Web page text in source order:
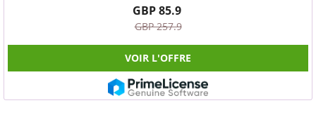
GBP 85.9
GBP 257.9
VOIR L'OFFRE